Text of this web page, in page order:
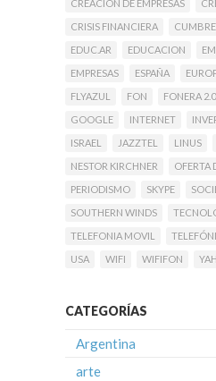
CREACIÓN DE EMPRESAS
CRISIS FINANCIERA
EDUC.AR
EDUCACION
EMPRESAS
ESPAÑA
FLYAZUL
FON FONERA 2.0
GOOGLE
INTERNET
ISRAEL
JAZZTEL LINUS
NESTOR KIRCHNER
OFERTA
PERIODISMO
SKYPE
SOUTHERN WINDS
TELEFONIA MOVIL
USA
WIFI WIFIFON
CATEGORÍAS
Argentina
arte